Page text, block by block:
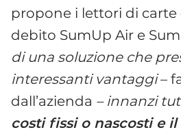
propone i lettori di carte
debito SumUp Air e
di una soluzione che
interessanti vantaggi–
dall’azienda – innanzi
costi fissi o nascosti e il